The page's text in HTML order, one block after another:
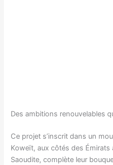
Des ambitions renouvelables
Ce projet s’inscrit dans un
Koweït, aux côtés des Émirats
Saoudite, complète leur